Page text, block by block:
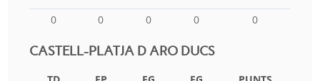
0
0 0 0 0
CASTELL-PLATJA D ARO DUCS